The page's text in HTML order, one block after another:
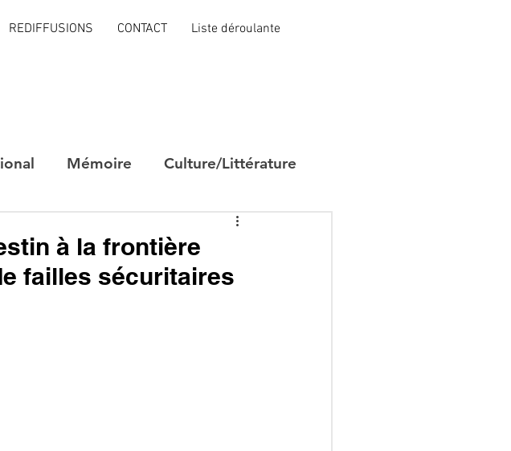
REDIFFUSIONS CONTACT Liste déroulante
Mémoire Culture/Littérature
à la frontière
failles sécuritaires